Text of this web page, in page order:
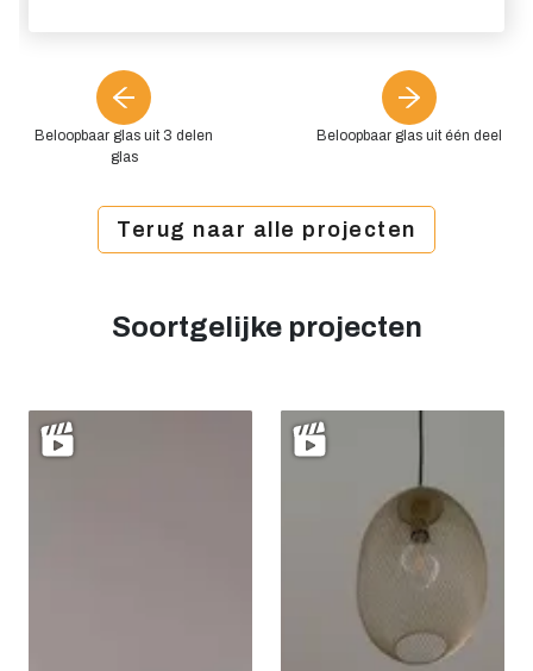
Beloopbaar glas uit 3 delen
glas
Beloopbaar glas uit één deel
Terug naar alle projecten
Soortgelijke projecten